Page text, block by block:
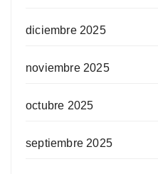
diciembre 2025
noviembre 2025
octubre 2025
septiembre 2025